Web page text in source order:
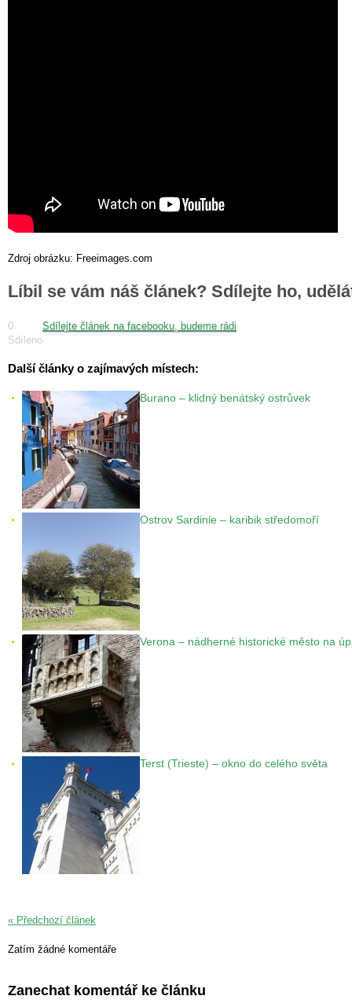
Zdroj obrázku: Freeimages.com
Líbil se vám náš článek? Sdílejte ho,
0
Sdíleno
Sdílejte článek na facebooku, budeme rádi
Další články o zajímavých místech:
Burano – klidný benátský ostrůvek
Ostrov Sardinie – karibik středomoří
Verona – nádherné historické město na
Terst (Trieste) – okno do celého světa
« Předchozí článek
Zatím žádné komentáře
Zanechat komentář ke článku